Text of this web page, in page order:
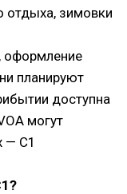
отдыха, зимовки
оформление
планируют
доступна
могут
— С1